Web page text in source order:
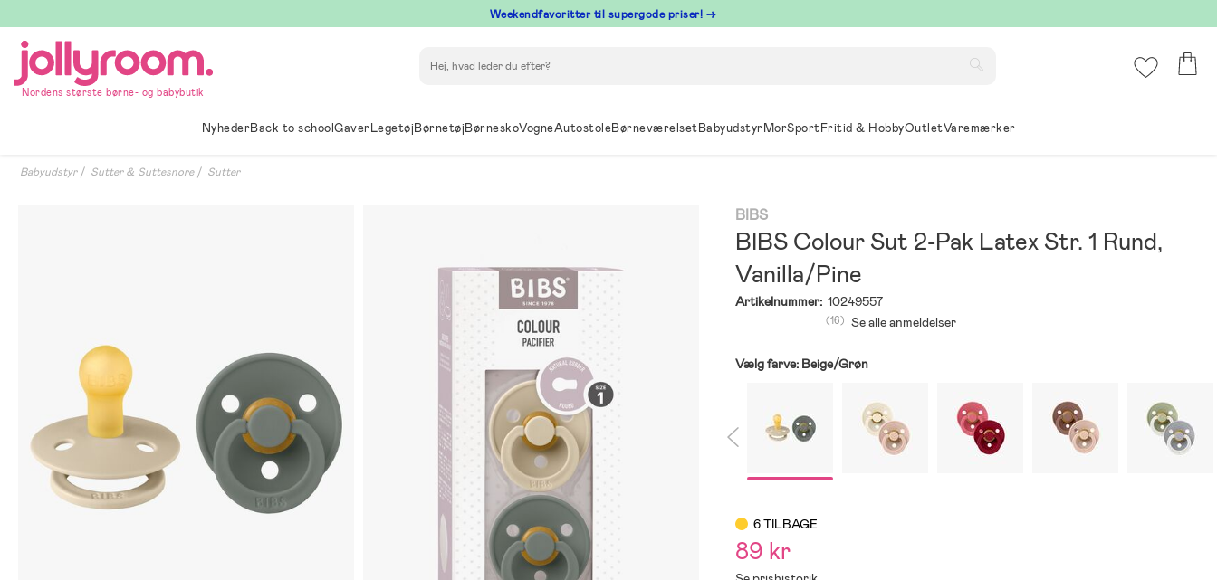
till
innehållet
⁠ Weekendfavoritter til supergode priser! →
Nordens største børne- og babybutik
NyhederBack to schoolGaverLegetøjBørnetøjBørneskoVogneAutostoleBørneværelsetBabyudstyrMorSportFritid & HobbyOutletVaremærker
Babyudstyr Sutter & Suttesnore Sutter
BIBS
BIBS Colour Sut 2-Pak Latex Str. 1 Rund,
Vanilla/Pine
Artikelnummer: 10249557
(16) Se alle anmeldelser
Vælg farve: Beige/Grøn
6 TILBAGE
89 kr